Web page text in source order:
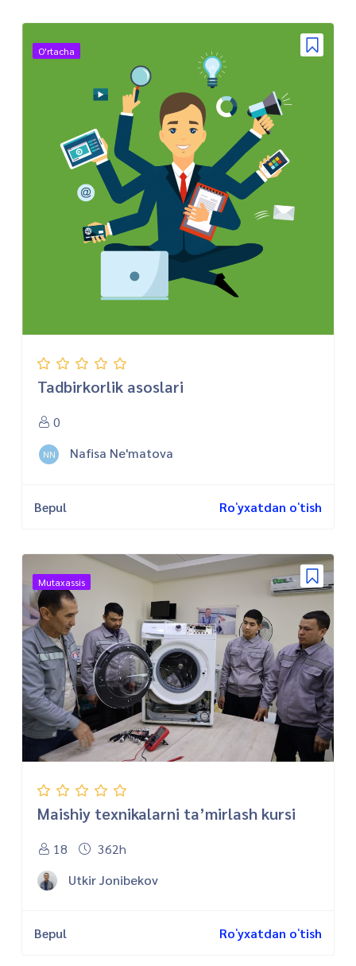
O'rtacha
Tadbirkorlik asoslari
0
NN Nafisa Ne'matova
Bepul Roʻyxatdan oʻtish
Mutaxassis
Maishiy texnikalarni ta’mirlash kursi
18
362h
Utkir Jonibekov
Bepul Roʻyxatdan oʻtish